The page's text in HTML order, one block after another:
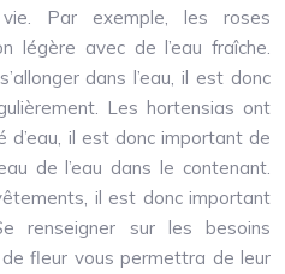
Par exemple, les roses
légère avec de l’eau fraîche.
dans l’eau, il est donc
Les hortensias ont
d’eau, il est donc important de
de l’eau dans le contenant.
il est donc important
renseigner sur les besoins
fleur vous permettra de leur